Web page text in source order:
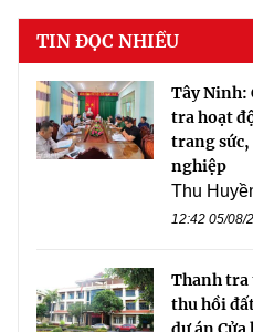
TIN ĐỌC NHIỀU
Tây Ninh:
tra hoạt
trang sức,
nghiệp
Thu
12:42 05/08/
Thanh tra
thu hồi